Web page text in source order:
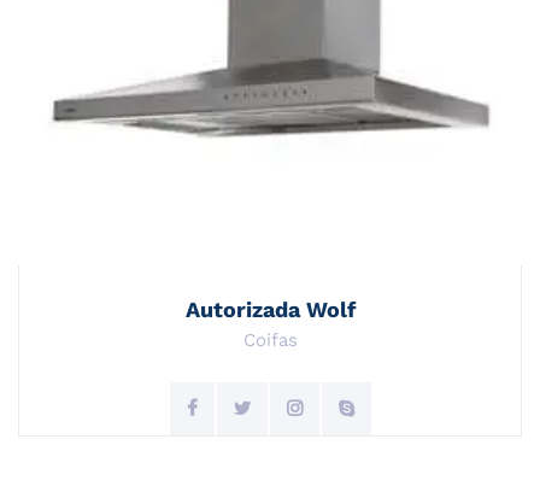
Autorizada Wolf
Coifas